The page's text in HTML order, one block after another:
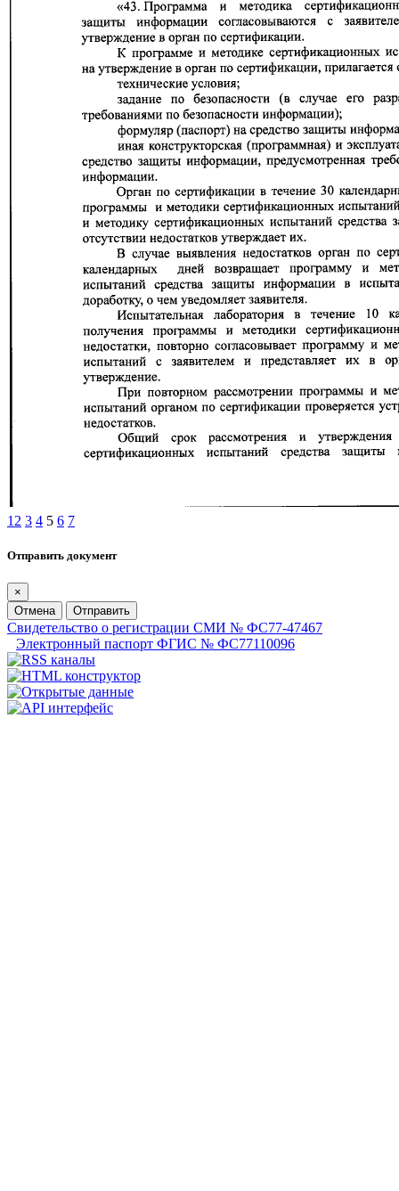
1 2 3 4 5 6 7
Отправить документ
×
Отмена
Отправить
Свидетельство о регистрации СМИ № ФС77-47467
Электронный паспорт ФГИС № ФС77110096